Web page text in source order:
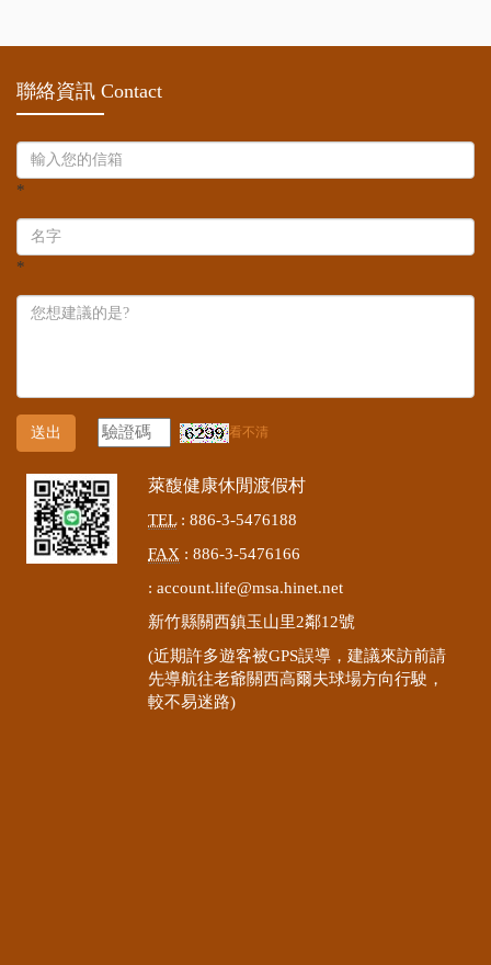
聯絡資訊 Contact
*
*
送出 看不清
萊馥健康休閒渡假村
TEL: 886-3-5476188
FAX : 886-3-5476166
: account.life@msa.hinet.net
新竹縣關西鎮玉山里2鄰12號
(近期許多遊客被GPS誤導，建議來訪前請
先導航往老爺關西高爾夫球場方向行駛，
較不易迷路)